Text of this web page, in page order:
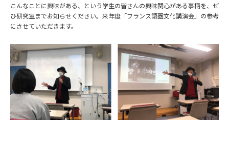
こんなことに興味がある、という学生の皆さんの興味関心がある事柄を、ぜ
ひ研究室までお知らせください。来年度「フランス語圏文化講演会」の参考
にさせていただきます。